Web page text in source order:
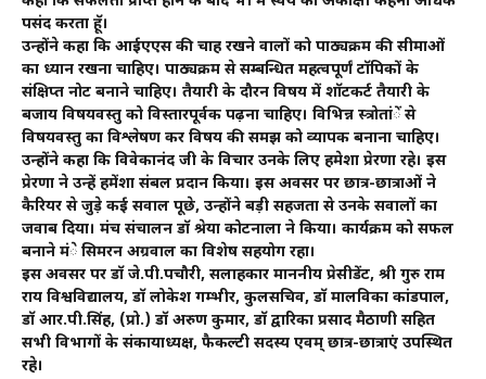
पसंद करता हूॅ।
उन्होंने कहा कि आईएएस की चाह रखने वालों को पाठ्यक्रम की सीमाओं
का ध्यान रखना चाहिए। पाठ्यक्रम से सम्बन्धित महत्वपूर्णं टाॅपिकों के
संक्षिप्त नोट बनाने चाहिए। तैयारी के दौरन विषय में शाॅटकर्ट तैयारी के
बजाय विषयवस्तु को विस्तारपूर्वक पढ़ना चाहिए। विभिन्न स्त्रोतांें से
विषयवस्तु का विश्लेषण कर विषय की समझ को व्यापक बनाना चाहिए।
उन्होंने कहा कि विवेकानंद जी के विचार उनके लिए हमेशा प्रेरणा रहे। इस
प्रेरणा ने उन्हें हमेंशा संबल प्रदान किया। इस अवसर पर छात्र-छात्राओं ने
कैरियर से जुड़े कई सवाल पूछे, उन्होंने बड़ी सहजता से उनके सवालों का
जवाब दिया। मंच संचालन डाॅ श्रेया कोटनाला ने किया। कार्यक्रम को सफल
बनाने मंे सिमरन अग्रवाल का विशेष सहयोग रहा।
इस अवसर पर डाॅ जे.पी.पचौरी, सलाहकार माननीय प्रेसीडेंट, श्री गुरु राम
राय विश्वविद्यालय, डाॅ लोकेश गम्भीर, कुलसचिव, डाॅ मालविका कांडपाल,
डाॅ आर.पी.सिंह, (प्रो.) डॉ अरुण कुमार, डाॅ द्वारिका प्रसाद मैठाणी सहित
सभी विभागों के संकायाध्यक्ष, फैकल्टी सदस्य एवम् छात्र-छात्राएं उपस्थित
रहे।